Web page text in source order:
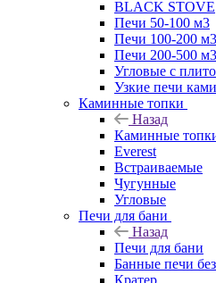
BLACK STOVE
Печи 50-100 м3
Печи 100-200 м3
Печи 200-500 м3
Угловые с
Узкие печи
Каминные топки
Назад
Каминные
Everest
Встраиваемые
Чугунные
Угловые
Печи для бани
Назад
Печи для бани
Банные печи
Кратер